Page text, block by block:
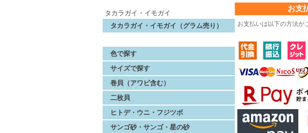
タカラガイ・イモガイ
タカラガイ・イモガイ（グラム売り）
色で探す
サイズで探す
巻貝（アワビ含む）
二枚貝
ヒトデ・ウニ・フジツボ
サンゴ砂・サンゴ・星の砂
お支
お支払いは以下の方法が